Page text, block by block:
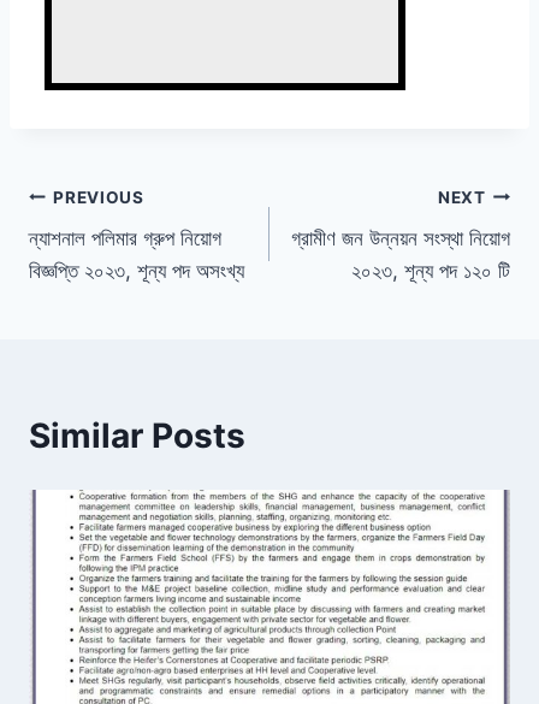
Post
navigation
PREVIOUS
ন্যাশনাল পলিমার গ্রুপ নিয়োগ
বিজ্ঞপ্তি ২০২৩, শূন্য পদ অসংখ্য
NEXT
গ্রামীণ জন উন্নয়ন সংস্থা নিয়োগ
২০২৩, শূন্য পদ ১২০ টি
Similar Posts